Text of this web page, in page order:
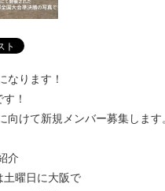
なります！
！
向けて新規メンバー募集します
介
土曜日に大阪で